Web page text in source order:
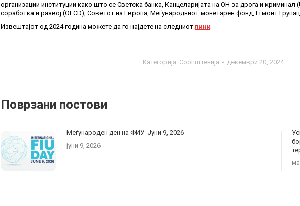
организации институции како што се Светска банка, Канцеларијата на ОН за дрога и криминал
соработка и развој (OECD), Советот на Европа, Меѓународниот монетарен фонд, Егмонт
Извештајот од 2024 година можете да го најдете на следниотлинк
Категорија: Соопштенија декември 20, 2024
Поврзани постови
Меѓународен ден на ФИУ- Jуни 9, 2026
јуни 9, 2026